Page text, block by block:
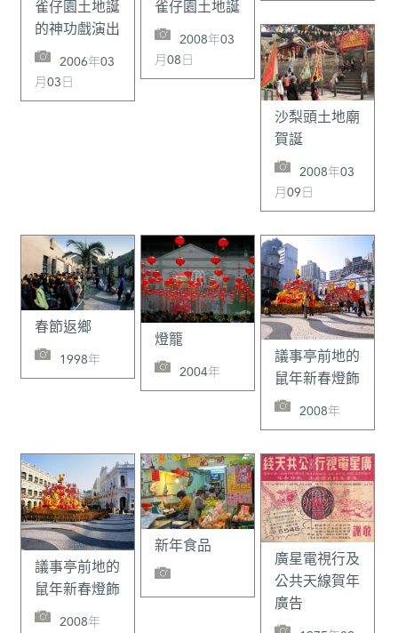
雀仔園土地誕
的神功戲演出
2006年03
月03日
雀仔園土地誕
2008年03
月08日
沙梨頭土地廟
賀誕
2008年03
月09日
春節返鄉
1998年
燈籠
2004年
議事亭前地的
鼠年新春燈飾
2008年
議事亭前地的
鼠年新春燈飾
2008年
新年食品
廣星電視行及
公共天線賀年
廣告